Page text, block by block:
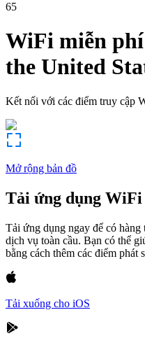
65
WiFi miễn
the United
Kết nối với các điểm truy cập
Mở rộng bản đồ
Tải ứng dụng
Tải ứng dụng ngay để có
dịch vụ toàn cầu. Bạn có thể
bằng cách thêm các điểm
Tải xuống cho iOS